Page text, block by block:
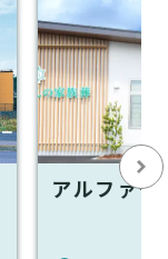
アルファク